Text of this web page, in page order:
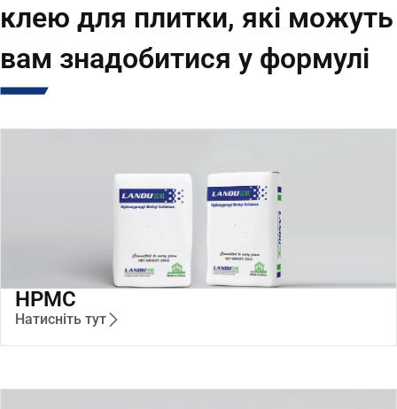
клею для плитки, які можуть
вам знадобитися у формулі
HPMC
Натисніть тут